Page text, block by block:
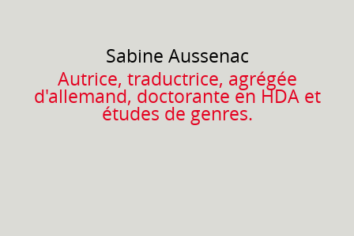
Sabine Aussenac
Autrice, traductrice, agrégée
d'allemand, doctorante en HDA et
études de genres.